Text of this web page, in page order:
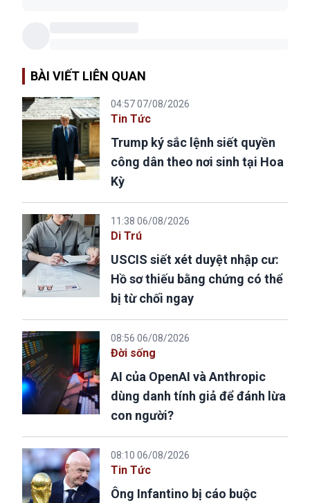
BÀI VIẾT LIÊN QUAN
04:57 07/08/2026
Tin Tức
Trump ký sắc lệnh siết quyền
công dân theo nơi sinh tại Hoa
Kỳ
11:38 06/08/2026
Di Trú
USCIS siết xét duyệt nhập cư:
Hồ sơ thiếu bằng chứng có thể
bị từ chối ngay
08:56 06/08/2026
Đời sống
AI của OpenAI và Anthropic
dùng danh tính giả để đánh lừa
con người?
08:10 06/08/2026
Tin Tức
Ông Infantino bị cáo buộc